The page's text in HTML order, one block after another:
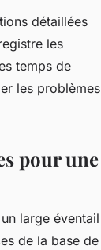
détaillées
les
temps de
les problèmes
pour une
large éventail
de la base de